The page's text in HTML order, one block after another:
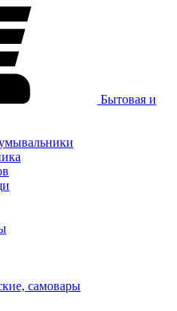
Бытовая и
самовары